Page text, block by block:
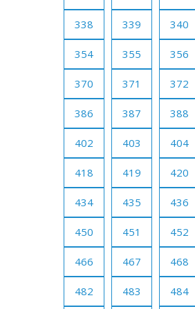
338 339 340
354 355 356
370 371 372
386 387 388
402 403 404
418 419 420
434 435 436
450 451 452
466 467 468
482 483 484